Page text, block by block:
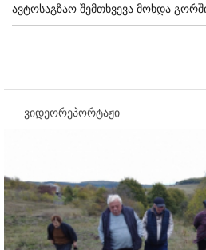
ავტოსაგზაო შემთხვევა მოხდა
ვიდეორეპორტაჟი